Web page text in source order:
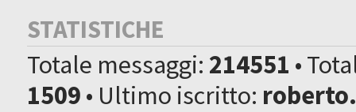
STATISTICHE
Totale messaggi: 214551 •
1509• Ultimo iscritto: